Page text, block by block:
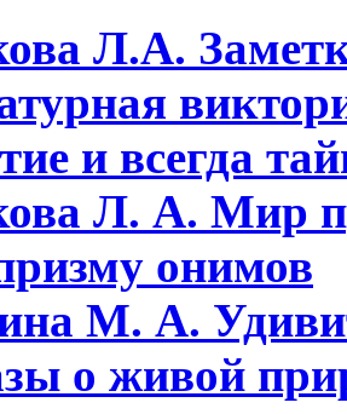
Л.А.
и всегда
Л. А. Мир
онимов
М. А.
о живой